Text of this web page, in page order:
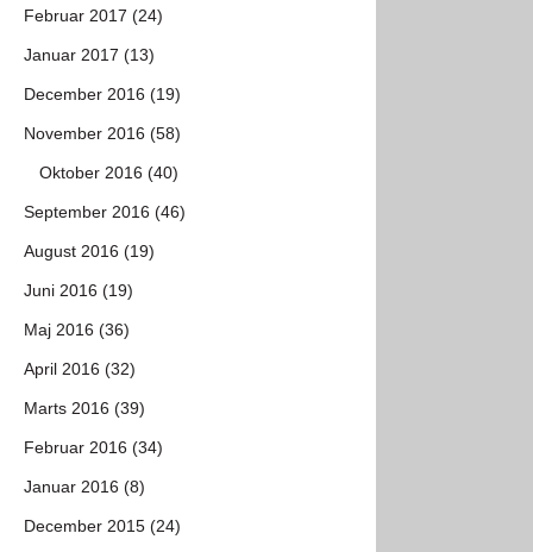
Februar 2017 (24)
Januar 2017 (13)
December 2016 (19)
November 2016 (58)
Oktober 2016 (40)
September 2016 (46)
August 2016 (19)
Juni 2016 (19)
Maj 2016 (36)
April 2016 (32)
Marts 2016 (39)
Februar 2016 (34)
Januar 2016 (8)
December 2015 (24)